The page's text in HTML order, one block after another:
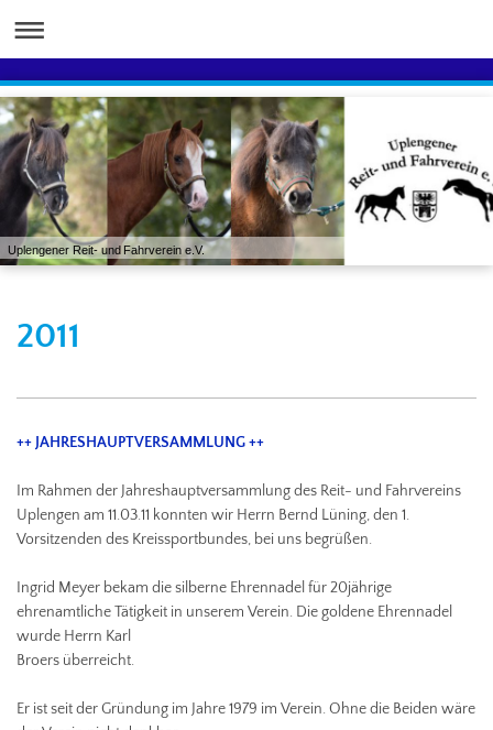
Uplengener Reit- und Fahrverein e.V.
2011
++ JAHRESHAUPTVERSAMMLUNG ++
Im Rahmen der Jahreshauptversammlung des Reit- und Fahrvereins
Uplengen am 11.03.11 konnten wir Herrn Bernd Lüning, den 1.
Vorsitzenden des Kreissportbundes, bei uns begrüßen.
Ingrid Meyer bekam die silberne Ehrennadel für 20jährige
ehrenamtliche Tätigkeit in unserem Verein. Die goldene Ehrennadel
wurde Herrn Karl
Broers überreicht.
Er ist seit der Gründung im Jahre 1979 im Verein. Ohne die Beiden wäre